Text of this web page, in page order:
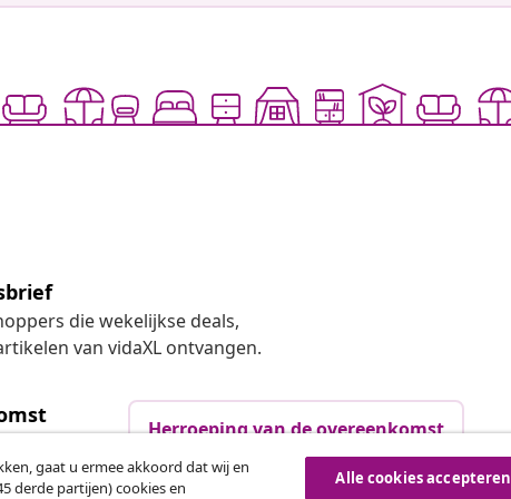
die wekelijkse deals,
van vidaXL ontvangen.
Herroeping van de overeenkomst
gaat u ermee akkoord dat wij en
derde partijen) cookies en
Alle cookies accepteren